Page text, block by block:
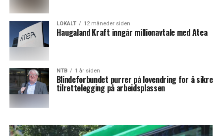
LOKALT 12 måneder siden
Haugaland Kraft inngår millionavtale med Atea
NTB 1 år siden
Blindeforbundet purrer på lovendring for å sikre
tilrettelegging på arbeidsplassen